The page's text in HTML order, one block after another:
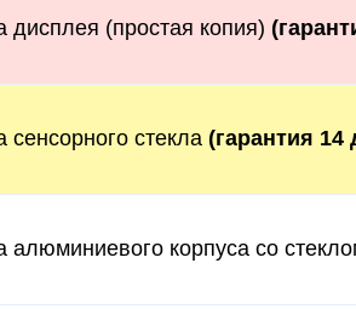
дисплея (простая копия)
сенсорного стекла (гарантия
алюминиевого корпуса со